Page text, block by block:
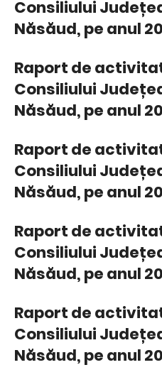
Consiliului
Năsăud, pe anul
Raport de
Consiliului
Năsăud, pe anul
Raport de
Consiliului
Năsăud, pe anul
Raport de
Consiliului
Năsăud, pe anul
Raport de
Consiliului
Năsăud, pe anul